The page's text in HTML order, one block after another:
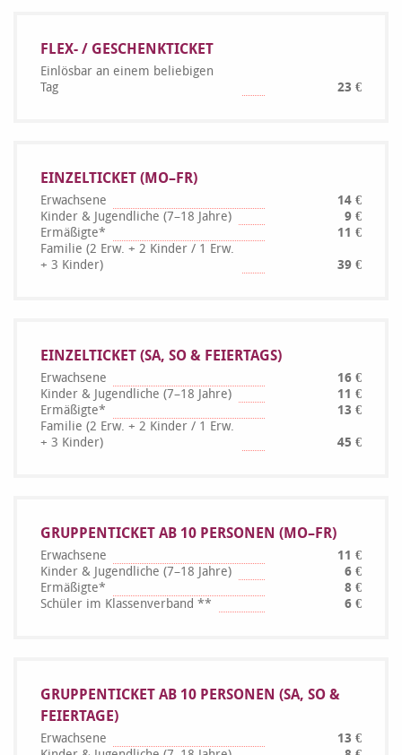
FLEX- / GESCHENKTICKET
Einlösbar an einem beliebigen
Tag
23 €
EINZELTICKET (MO–FR)
Erwachsene
14 €
Kinder & Jugendliche (7–18 Jahre)
9 €
Ermäßigte*
11 €
Familie (2 Erw. + 2 Kinder / 1 Erw.
+ 3 Kinder)
39 €
EINZELTICKET (SA, SO & FEIERTAGS)
Erwachsene
16 €
Kinder & Jugendliche (7–18 Jahre)
11 €
Ermäßigte*
13 €
Familie (2 Erw. + 2 Kinder / 1 Erw.
+ 3 Kinder)
45 €
GRUPPENTICKET AB 10 PERSONEN (MO–FR)
Erwachsene
11 €
Kinder & Jugendliche (7–18 Jahre)
6 €
Ermäßigte*
8 €
Schüler im Klassenverband **
6 €
GRUPPENTICKET AB 10 PERSONEN (SA, SO &
FEIERTAGE)
Erwachsene
13 €